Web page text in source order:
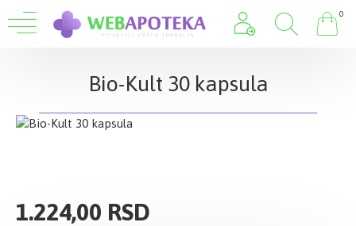
0
Bio-Kult 30 kapsula
1.224,00 RSD